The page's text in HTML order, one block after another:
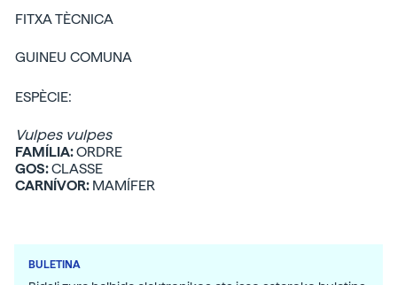
FITXA TÈCNICA
GUINEU COMUNA
ESPÈCIE:
Vulpes vulpes
FAMÍLIA:ORDRE
GOS:CLASSE
CARNÍVOR: MAMÍFER
BULETINA